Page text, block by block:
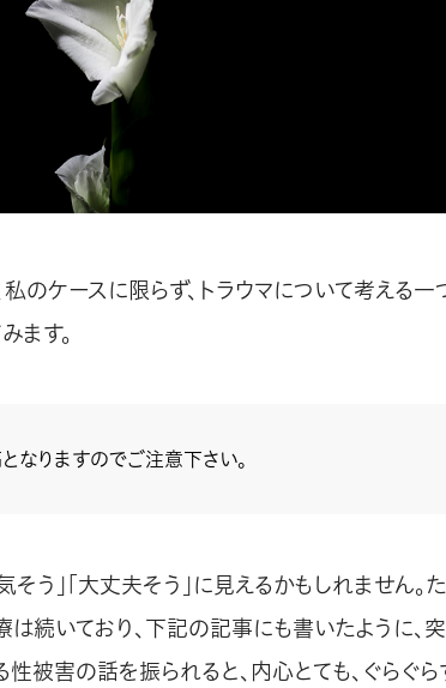
のケースに限らず、トラウマについて考える
ます。
なりますのでご注意下さい。
う」「大丈夫そう」に見えるかもしれません。
続いており、下記の記事にも書いたように、
被害の話を振られると、内心とても、ぐらぐ